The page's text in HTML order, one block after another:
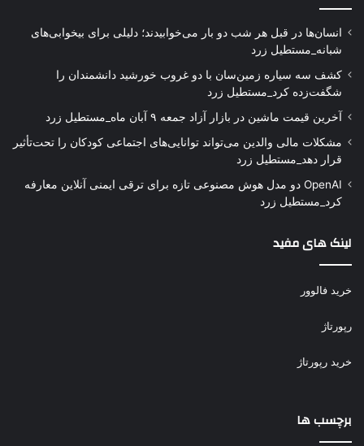
انسان‌ها در قبل هر شب دو بار می‌خوابیدند؛ دلیلی برای بیخوابی‌های
شبانه_مستطیل زرد
کشف سه سیاره زمین‌سان با دو غروب خورشید دانشمندان را
شگفت‌زده کرد_مستطیل زرد
آخرین قیمت ماشین در بازار آزاد جمعه ۹ آبان ماه_مستطیل زرد
مشکلات مالی والدین می‌تواند توانایی‌های اجتماعی کودکان را تحت‌تأثیر
قرار دهد_مستطیل زرد
OpenAI دو مدل هوش مصنوعی تازه برای ترقی ایمنی آنلاین معارفه
کرد_مستطیل زرد
لینک های مفید
خرید فالوور
رپورتاژ
خرید رپورتاژ
برچسب ها